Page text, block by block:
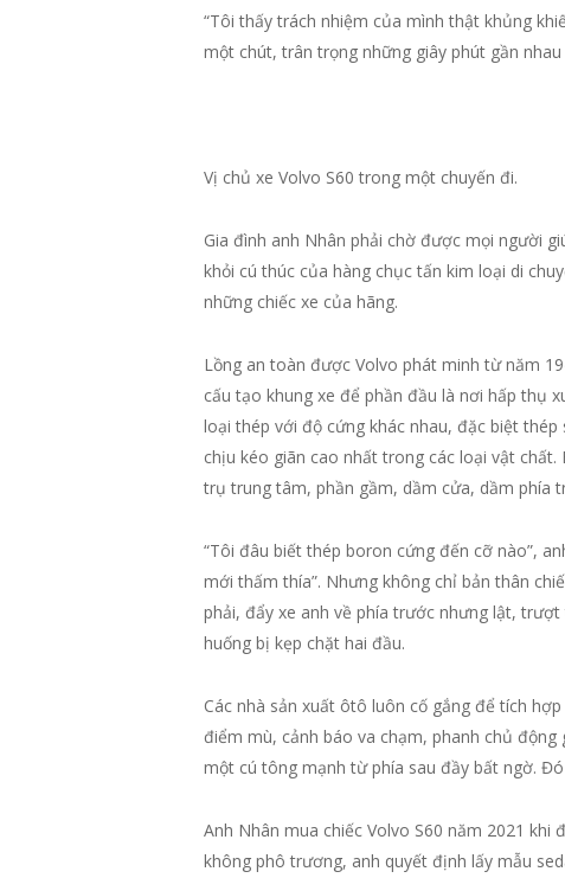
“Tôi thấy trách nhiệm của mình thật khủng
một chút, trân trọng những giây phút gần nhau
Vị chủ xe Volvo S60 trong một chuyến đi.
Gia đình anh Nhân phải chờ được mọi người
khỏi cú thúc của hàng chục tấn kim loại di
những chiếc xe của hãng.
Lồng an toàn được Volvo phát minh từ năm
cấu tạo khung xe để phần đầu là nơi hấp thụ
loại thép với độ cứng khác nhau, đặc biệt
chịu kéo giãn cao nhất trong các loại vật
trụ trung tâm, phần gầm, dầm cửa, dầm phía
“Tôi đâu biết thép boron cứng đến cỡ nào”,
mới thấm thía”. Nhưng không chỉ bản thân
phải, đẩy xe anh về phía trước nhưng lật,
huống bị kẹp chặt hai đầu.
Các nhà sản xuất ôtô luôn cố gắng để tích
điểm mù, cảnh báo va chạm, phanh chủ
một cú tông mạnh từ phía sau đầy bất ngờ.
Anh Nhân mua chiếc Volvo S60 năm 2021
không phô trương, anh quyết định lấy mẫu